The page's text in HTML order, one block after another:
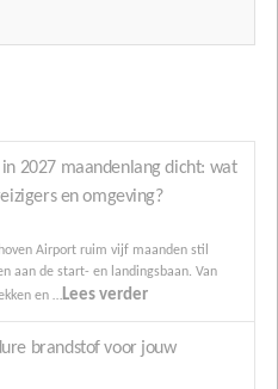
2027 maandenlang dicht: wat
en omgeving?
Airport ruim vijf maanden stil
aan de start- en landingsbaan. Van
en …Lees verder
brandstof voor jouw